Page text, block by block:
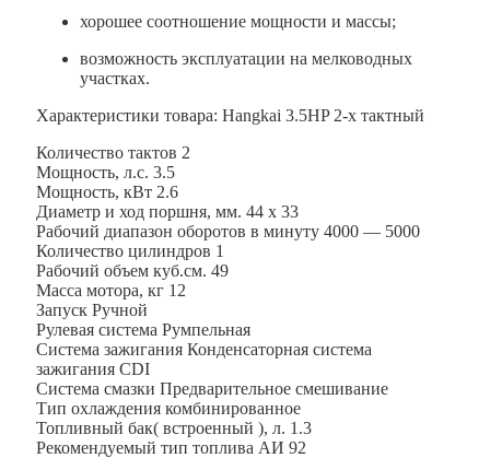
хорошее соотношение мощности и массы;
возможность эксплуатации на мелководных
участках.
Характеристики товара: Hangkai 3.5HP 2-х тактный
Количество тактов 2
Мощность, л.с. 3.5
Мощность, кВт 2.6
Диаметр и ход поршня, мм. 44 х 33
Рабочий диапазон оборотов в минуту 4000 — 5000
Количество цилиндров 1
Рабочий объем куб.см. 49
Масса мотора, кг 12
Запуск Ручной
Рулевая система Румпельная
Система зажигания Конденсаторная система
зажигания CDI
Система смазки Предварительное смешивание
Тип охлаждения комбинированное
Топливный бак( встроенный ), л. 1.3
Рекомендуемый тип топлива АИ 92